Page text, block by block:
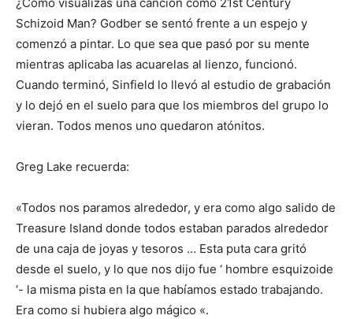
Schizoid Man? Godber se sentó frente a un espejo y
comenzó a pintar. Lo que sea que pasó por su mente
mientras aplicaba las acuarelas al lienzo, funcionó.
Cuando terminó, Sinfield lo llevó al estudio de grabación
y lo dejó en el suelo para que los miembros del grupo lo
vieran. Todos menos uno quedaron atónitos.
Greg Lake recuerda:
«Todos nos paramos alrededor, y era como algo salido de
Treasure Island donde todos estaban parados alrededor
de una caja de joyas y tesoros … Esta puta cara gritó
desde el suelo, y lo que nos dijo fue ‘ hombre esquizoide
‘- la misma pista en la que habíamos estado trabajando.
Era como si hubiera algo mágico «.